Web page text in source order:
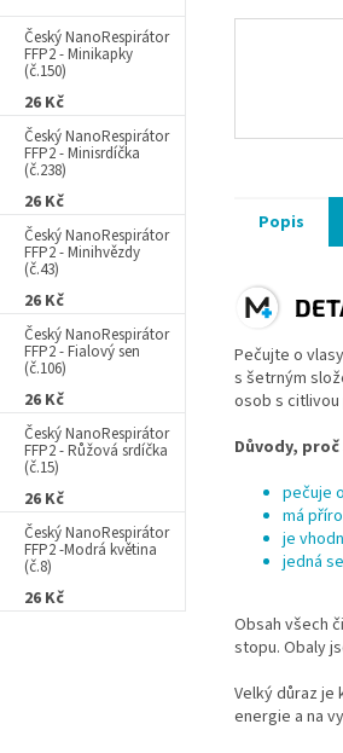
Český NanoRespirátor
FFP2 - Minikapky
(č.150)
26 Kč
Český NanoRespirátor
FFP2 - Minisrdíčka
(č.238)
26 Kč
Český NanoRespirátor
FFP2 - Minihvězdy
(č.43)
26 Kč
Český NanoRespirátor
FFP2 - Fialový sen
(č.106)
26 Kč
Český NanoRespirátor
FFP2 - Růžová srdíčka
(č.15)
26 Kč
Český NanoRespirátor
FFP2 -Modrá květina
(č.8)
26 Kč
Popis
Pečujte o
s šetrným
osob s
Důvody,
pečuje
má
je
jedná
Obsah všech
stopu. Obaly
Velký důraz
energie a na